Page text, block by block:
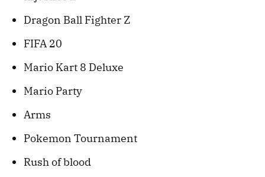
Dragon Ball Fighter Z
FIFA 20
Mario Kart 8 Deluxe
Mario Party
Arms
Pokemon Tournament
Rush of blood